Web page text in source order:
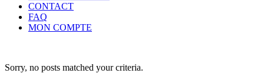
CONTACT
FAQ
MON COMPTE
Sorry, no posts matched your criteria.